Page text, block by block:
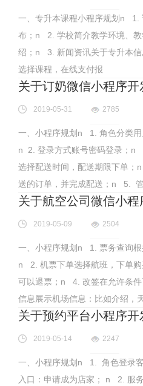
一、专升本课程小程序规划n 1.
布；n 2. 学校简介教学环境、
绍；n 3. 新闻资讯关于专升本
选择课程，在线支付报
关于订奶微信小程序开
2019-05-31 2785
一、小程序规划n 1. 角色分类用
n 2. 登录方式账号密码登录；n
选择配送时间，配送期限下单
送的订单，并完成配送；n 5. 管
关于航空公司微信小
2019-05-09 2504
一、小程序规划n 1. 票务查询根
n 2. 机票下单选择航班，下单
可以退票；n 4. 改签在允许条
信息展示机场信息：比如介绍，
关于预约平台小程序开
2019-05-14 2247
一、小程序规划n 1. 角色登录
入口：申请成为店家； n 2. 服